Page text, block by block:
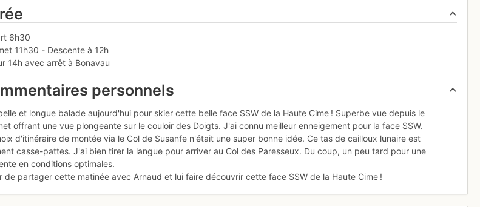
6h30
11h30 - Descente à 12h
14h avec arrêt à Bonavau
personnels
et longue balade aujourd'hui pour skier cette belle face SSW de la Haute Cime ! Superbe vue depuis le
offrant une vue plongeante sur le couloir des Doigts. J'ai connu meilleur enneigement pour la face SSW.
d'itinéraire de montée via le Col de Susanfe n'était une super bonne idée. Ce tas de cailloux lunaire est
casse-pattes. J'ai bien tirer la langue pour arriver au Col des Paresseux. Du coup, un peu tard pour une
en conditions optimales.
de partager cette matinée avec Arnaud et lui faire découvrir cette face SSW de la Haute Cime !